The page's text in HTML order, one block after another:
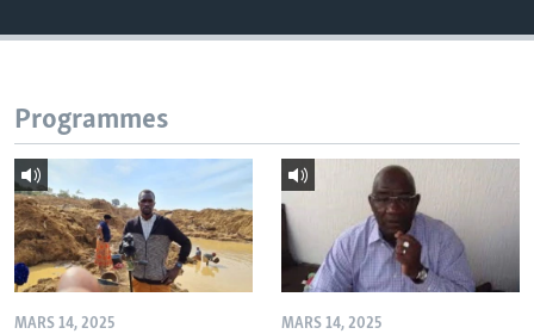
Programmes
MARS 14, 2025 MARS 14, 2025